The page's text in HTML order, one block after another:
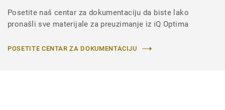
Posetite naš centar za dokumentaciju da biste lako
pronašli sve materijale za preuzimanje iz iQ Optima
POSETITE CENTAR ZA DOKUMENTACIJU